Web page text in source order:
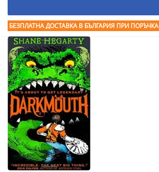
БЕЗПЛАТНА ДОСТАВКА В БЪЛГАРИЯ ПРИ ПОРЪЧКА